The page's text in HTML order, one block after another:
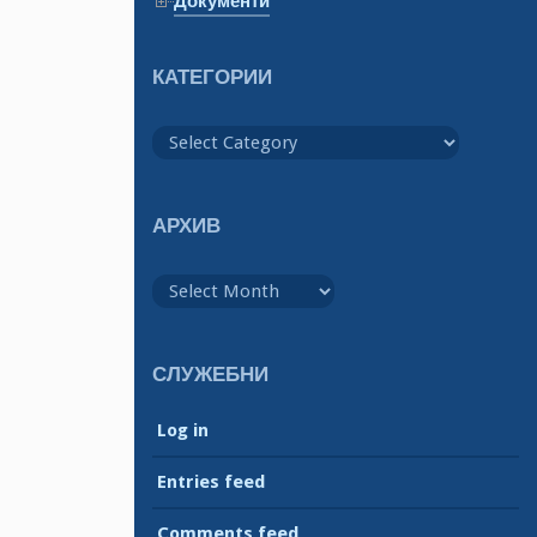
КАТЕГОРИИ
АРХИВ
СЛУЖЕБНИ
Log in
Entries feed